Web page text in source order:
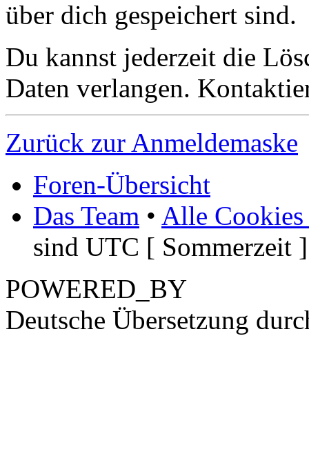
über dich gespeichert sind.
Du kannst jederzeit die
Daten verlangen.
Zurück zur Anmeldemaske
Foren-Übersicht
Das Team • Alle Cookies
sind UTC [ Sommerzeit ]
POWERED_BY
Deutsche Übersetzung